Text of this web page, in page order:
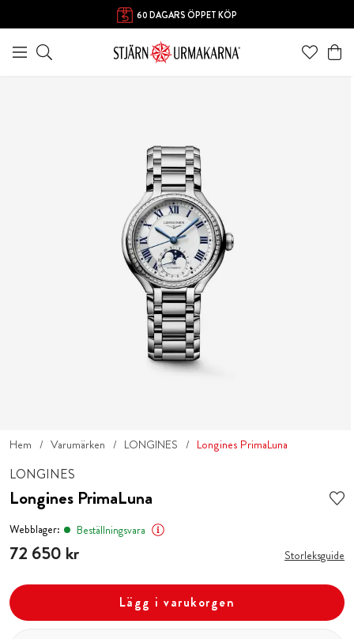
60 DAGARS ÖPPET KÖP
FRI FRAKT ÖVER 1000 KR
Hem Varumärken LONGINES Longines PrimaLuna
LONGINES
Longines PrimaLuna
Webblager: Beställningsvara
Pris :72 650 kr
72 650 kr Storleksguide
Lägg i varukorgen